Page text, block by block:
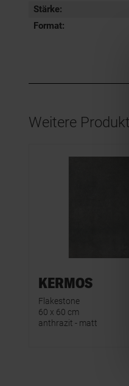
Stärke:
Format:
Weitere
KERMOS
Flakestone
60 x 60 cm
anthrazit - matt